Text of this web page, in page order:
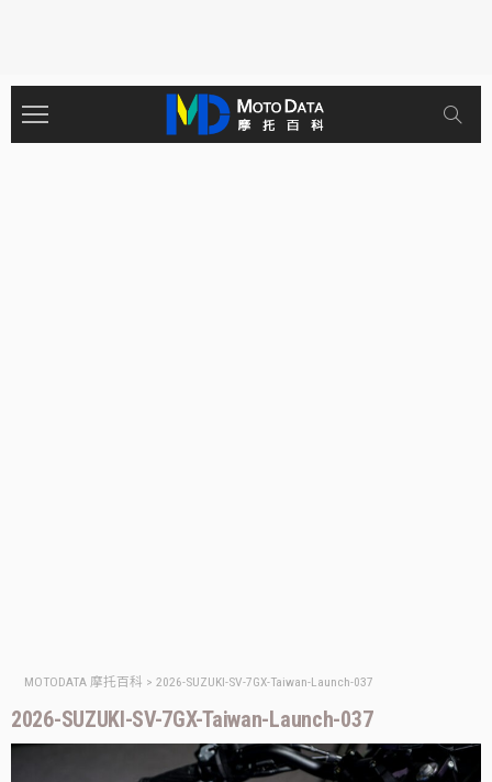
MOTODATA 摩托百科 > 2026-SUZUKI-SV-7GX-Taiwan-Launch-037
2026-SUZUKI-SV-7GX-Taiwan-Launch-037